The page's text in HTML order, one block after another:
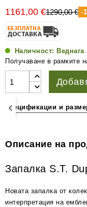
пури
1161,00 €1290,00 € -
Наличност:
Получаване в рамките
Спецификации и
Описание на
Запалка S.T.
Новата запалка от
интерпретация на